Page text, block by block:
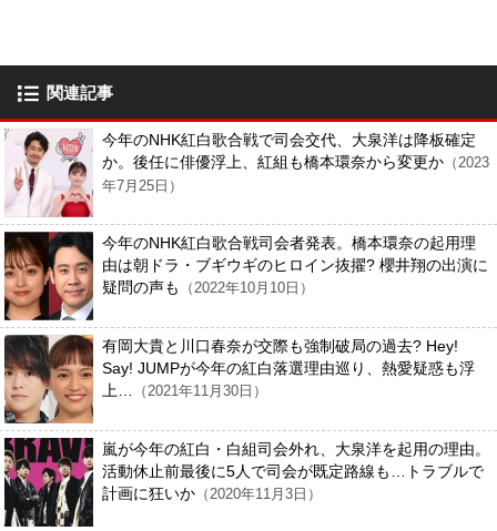
関連記事
今年のNHK紅白歌合戦で司会交代、大泉洋は降板確定
か。後任に俳優浮上、紅組も橋本環奈から変更か （2023
年7月25日）
今年のNHK紅白歌合戦司会者発表。橋本環奈の起用理
由は朝ドラ・ブギウギのヒロイン抜擢? 櫻井翔の出演に
疑問の声も
（2022年10月10日）
有岡大貴と川口春奈が交際も強制破局の過去? Hey!
Say! JUMPが今年の紅白落選理由巡り、熱愛疑惑も浮
上…
（2021年11月30日）
嵐が今年の紅白・白組司会外れ、大泉洋を起用の理由。
活動休止前最後に5人で司会が既定路線も…トラブルで
計画に狂いか （2020年11月3日）